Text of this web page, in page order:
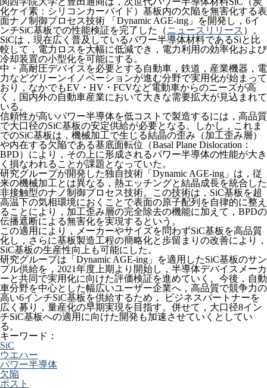
化ケイ素：シリコンカーバイド）基板内の欠陥を無害化する表
面ナノ制御プロセス技術 「Dynamic AGE-ing」を開発し，6イ
ンチSiC基板での性能検証を完了した（ニュースリリース ）。
SiCは，現在広く普及しているパワー半導体材料であるSiと比
較して，電力ロスを大幅に低減でき，電力利用の効率化および
冷却装置の小型化を可能にする。
中・高耐圧デバイスを必要とする自動車，鉄道，産業機器，電
力などグリーンイノベーションが進む分野で実用化が始まって
おり，なかでもEV・HV・FCVなど電動車からのニーズが高
く，国内外の自動車産業において大きな需要拡大が見込まれて
いる。
信頼性が高いパワー半導体を低コストで製造するには，高品質
で大口径のSiC基板の安定供給が必要となる。しかし，これま
でのSiC基板は，機械加工で生じる結晶の歪み（加工歪み層）
や内在する欠陥である基底面転位（Basal Plane Dislocation：
BPD）により，その上に形成されるパワー半導体の性能が大き
く損なわれることが課題となっていた。
研究グループが開発した独自技術「Dynamic AGE-ing」は，従
来の機械加工とは異なる，熱エッチングと結晶成長を統合した
非接触型のナノ制御プロセス技術。この技術は，SiC基板を超
高温下の気相環境におくことで表面の原子配列を自律的に整え
ることにより，加工歪み層の完全除去の機能に加えて，BPDの
伝播遮断による無害化を実現するという。
この適用により，メーカーやサイズを問わずSiC基板を高品質
化し，さらに基板製造工程の簡略化と歩留まりの改善により，
SiC基板の生産性向上も可能にした。
研究グループは「Dynamic AGE-ing」を適用したSiC基板のサン
プル供給を，2021年度上期より開始し，半導体デバイスメーカ
ーと共同で実用化に向けた評価検証を進めていく。今後，自動
車分野を中心とした幅広いユーザー企業へ，高品質で競争力の
高い6インチSiC基板を供給するため， ビジネスパートナーを
広く募り，量産化の早期実現を目指す。併せて，大口径8イン
チSiC基板への適用に向けた開発も加速させていくとしてい
る。
キーワード：
SiC
ウエハー
パワー半導体
欠陥
ポスト